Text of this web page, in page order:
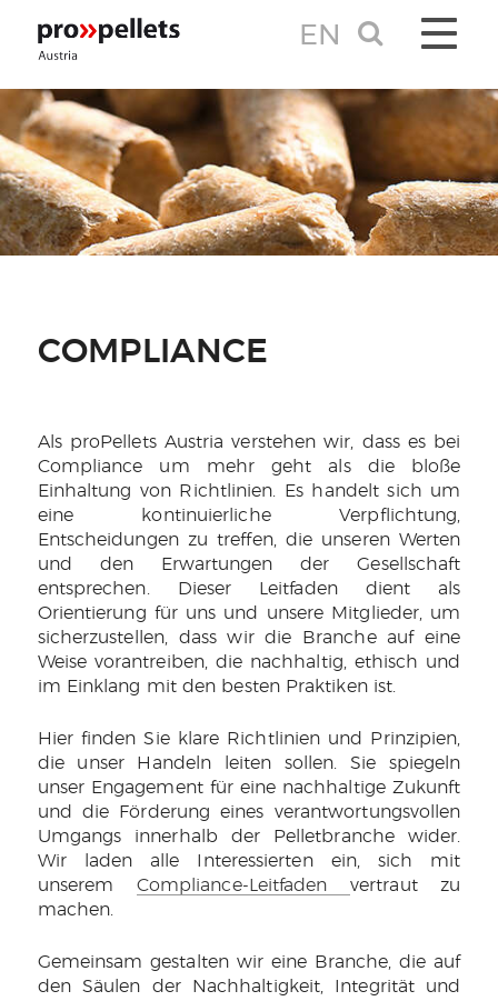
TOGGLE
EN
COMPLIANCE
Als proPellets Austria verstehen wir, dass es bei
Compliance um mehr geht als die bloße
Einhaltung von Richtlinien. Es handelt sich um
eine kontinuierliche Verpflichtung,
Entscheidungen zu treffen, die unseren Werten
und den Erwartungen der Gesellschaft
entsprechen. Dieser Leitfaden dient als
Orientierung für uns und unsere Mitglieder, um
sicherzustellen, dass wir die Branche auf eine
Weise vorantreiben, die nachhaltig, ethisch und
im Einklang mit den besten Praktiken ist.
Hier finden Sie klare Richtlinien und Prinzipien,
die unser Handeln leiten sollen. Sie spiegeln
unser Engagement für eine nachhaltige Zukunft
und die Förderung eines verantwortungsvollen
Umgangs innerhalb der Pelletbranche wider.
Wir laden alle Interessierten ein, sich mit
unserem Compliance-Leitfaden vertraut zu
machen.
Gemeinsam gestalten wir eine Branche, die auf
den Säulen der Nachhaltigkeit, Integrität und